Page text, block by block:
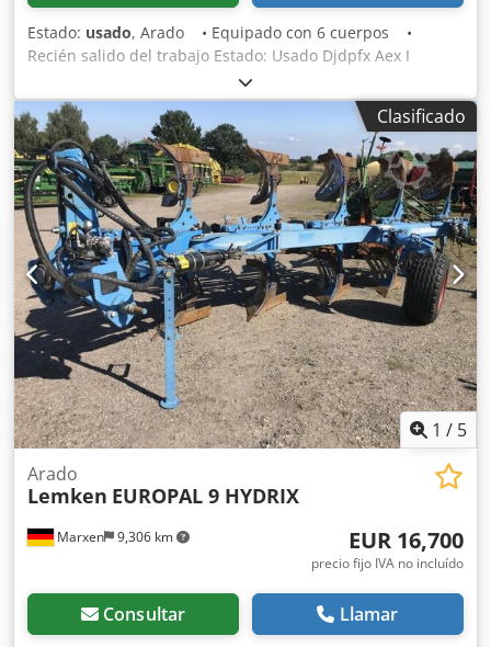
Estado: usado, Arado • Equipado con 6 cuerpos •
Recién salido del trabajo Estado: Usado Djdpfx Aex I
Clasificado
1 / 5
Marxen 9,306 km
Arado
Lemken EUROPAL 9 HYDRIX
EUR 16,700
precio fijo IVA no incluído
Consultar Llamar